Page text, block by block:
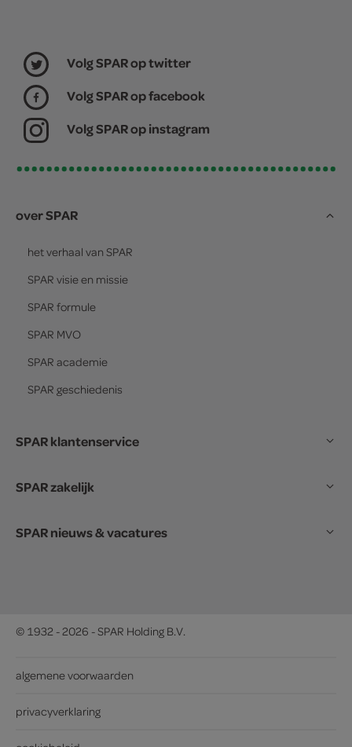
Volg SPAR op twitter
Volg SPAR op facebook
Volg SPAR op instagram
over SPAR
het verhaal van SPAR
SPAR visie en missie
SPAR formule
SPAR MVO
SPAR academie
SPAR geschiedenis
SPAR klantenservice
SPAR zakelijk
SPAR nieuws & vacatures
© 1932 - 2026 - SPAR Holding B.V.
algemene voorwaarden
privacyverklaring